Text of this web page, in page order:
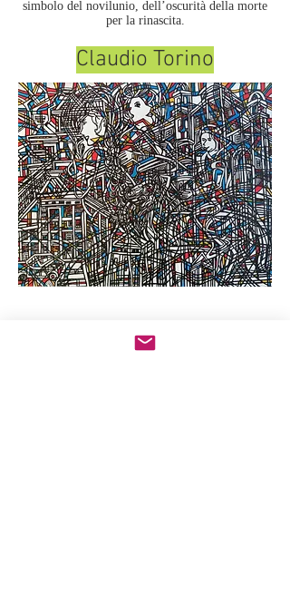
simbolo del novilunio, dell’oscurità della morte
per la rinascita.
Claudio Torino